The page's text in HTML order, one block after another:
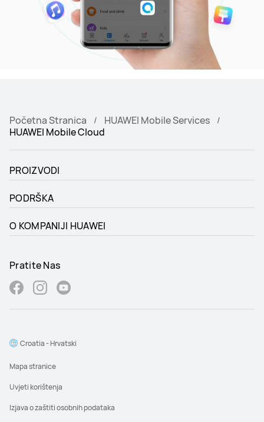
Početna Stranica
HUAWEI Mobile Services
HUAWEI Mobile Cloud
PROIZVODI
PODRŠKA
O KOMPANIJI HUAWEI
Pratite Nas
Mapa stranice
Uvjeti korištenja
Izjava o zaštiti osobnih podataka
Croatia - Hrvatski